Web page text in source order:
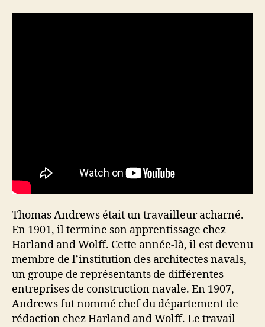
Thomas Andrews était un travailleur acharné.
En 1901, il termine son apprentissage chez
Harland and Wolff. Cette année-là, il est devenu
membre de l’institution des architectes navals,
un groupe de représentants de différentes
entreprises de construction navale. En 1907,
Andrews fut nommé chef du département de
rédaction chez Harland and Wolff. Le travail